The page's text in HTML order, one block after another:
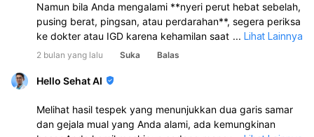
Namun bila Anda mengalami **nyeri perut hebat sebelah,
pusing berat, pingsan, atau perdarahan**, segera periksa
ke dokter atau IGD karena kehamilan saat menggunakan
kontrasepsi perlu dipastikan lokasinya dengan baik.
... Lihat Lainnya
2 bulan yang lalu Suka Balas
Hello Sehat AI
Melihat hasil tespek yang menunjukkan dua garis samar
dan gejala mual yang Anda alami, ada kemungkinan